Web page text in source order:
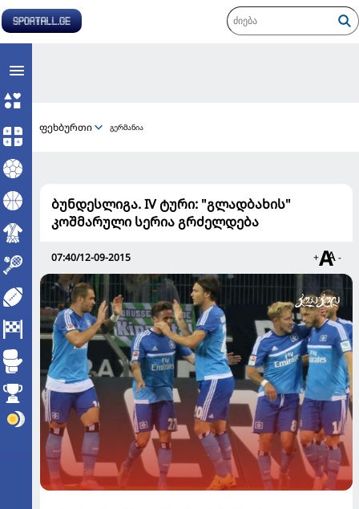
ფეხბურთი გერმანია
ბუნდესლიგა. IV ტური: "გლადბახის"
კოშმარული სერია გრძელდება
07:40/12-09-2015 + -